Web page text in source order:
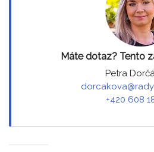
Máte dotaz? Tento
Petra
+420 608